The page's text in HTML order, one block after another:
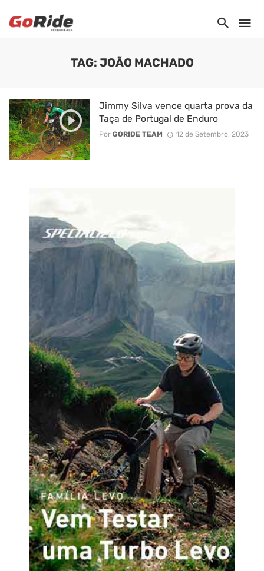
TAG: JOÃO MACHADO
Jimmy Silva vence quarta prova da
Taça de Portugal de Enduro
Por GORIDE TEAM 12 de Setembro, 2023